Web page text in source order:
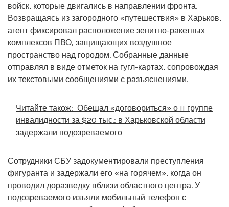
войск, которые двигались в направлении фронта.
Возвращаясь из загородного «путешествия» в Харьков,
агент фиксировал расположение зенитно-ракетных
комплексов ПВО, защищающих воздушное
пространство над городом. Собранные данные
отправлял в виде отметок на гугл-картах, сопровождая
их текстовыми сообщениями с разъяснениями.
Читайте також: Обещал «договориться» о II группе
инвалидности за $20 тыс.: в Харьковской области
задержали подозреваемого
Сотрудники СБУ задокументировали преступления
фигуранта и задержали его «на горячем», когда он
проводил доразведку вблизи областного центра. У
подозреваемого изъяли мобильный телефон с